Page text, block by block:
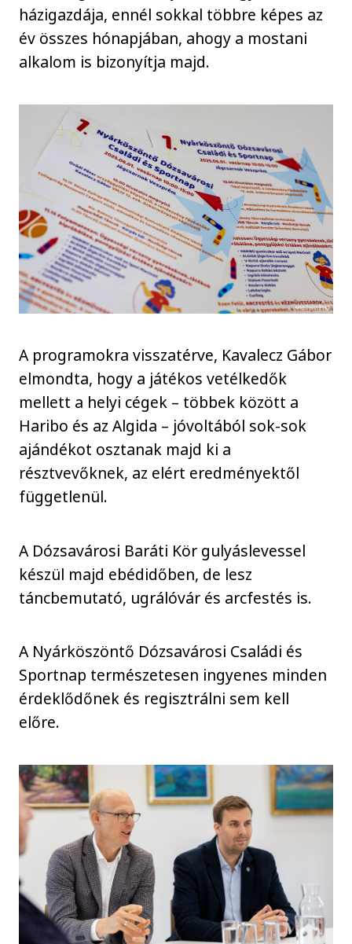
házigazdája, ennél sokkal többre képes az
év összes hónapjában, ahogy a mostani
alkalom is bizonyítja majd.
A programokra visszatérve, Kavalecz Gábor
elmondta, hogy a játékos vetélkedők
mellett a helyi cégek – többek között a
Haribo és az Algida – jóvoltából sok-sok
ajándékot osztanak majd ki a
résztvevőknek, az elért eredményektől
függetlenül.
A Dózsavárosi Baráti Kör gulyáslevessel
készül majd ebédidőben, de lesz
táncbemutató, ugrálóvár és arcfestés is.
A Nyárköszöntő Dózsavárosi Családi és
Sportnap természetesen ingyenes minden
érdeklődőnek és regisztrálni sem kell
előre.